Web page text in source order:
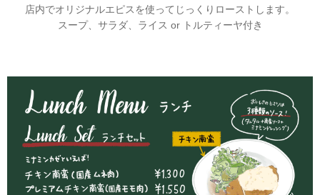
店内でオリジナルエピスを使ってじっくりローストします。
スープ、サラダ、ライス or トルティーヤ付き